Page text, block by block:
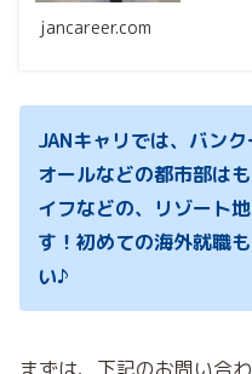
jancareer.com
JANキャリでは、バン
オールなどの都市部は
イフなどの、リゾート
す！初めての海外就職
い♪